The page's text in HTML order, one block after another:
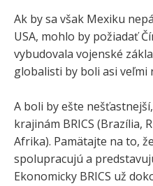
Ak by sa však Mexiku
USA, mohlo by požiadať
vybudovala vojenské
globalisti by boli asi veľmi
A boli by ešte
krajinám BRICS (Brazília,
Afrika). Pamätajte na to,
spolupracujú a
Ekonomicky BRICS už